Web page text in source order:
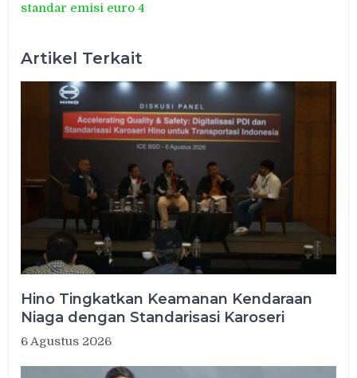
standar emisi euro 4
Artikel Terkait
Hino Tingkatkan Keamanan Kendaraan
Niaga dengan Standarisasi Karoseri
6 Agustus 2026